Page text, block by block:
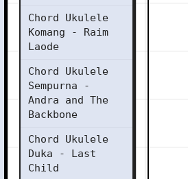
Chord Ukulele
Komang - Raim
Laode
Chord Ukulele
Sempurna -
Andra and The
Backbone
Chord Ukulele
Duka - Last
Child